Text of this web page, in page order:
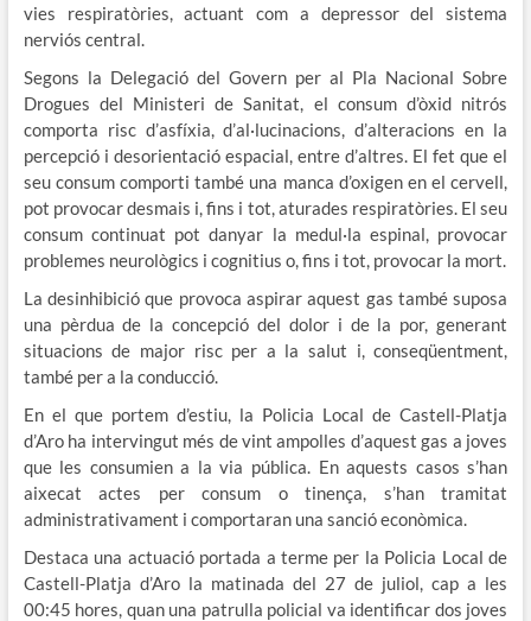
vies respiratòries, actuant com a depressor del sistema
nerviós central.
Segons la Delegació del Govern per al Pla Nacional Sobre
Drogues del Ministeri de Sanitat, el consum d’òxid nitrós
comporta risc d’asfíxia, d’al·lucinacions, d’alteracions en la
percepció i desorientació espacial, entre d’altres. El fet que el
seu consum comporti també una manca d’oxigen en el cervell,
pot provocar desmais i, fins i tot, aturades respiratòries. El seu
consum continuat pot danyar la medul·la espinal, provocar
problemes neurològics i cognitius o, fins i tot, provocar la mort.
La desinhibició que provoca aspirar aquest gas també suposa
una pèrdua de la concepció del dolor i de la por, generant
situacions de major risc per a la salut i, conseqüentment,
també per a la conducció.
En el que portem d’estiu, la Policia Local de Castell-Platja
d’Aro ha intervingut més de vint ampolles d’aquest gas a joves
que les consumien a la via pública. En aquests casos s’han
aixecat actes per consum o tinença, s’han tramitat
administrativament i comportaran una sanció econòmica.
Destaca una actuació portada a terme per la Policia Local de
Castell-Platja d’Aro la matinada del 27 de juliol, cap a les
00:45 hores, quan una patrulla policial va identificar dos joves